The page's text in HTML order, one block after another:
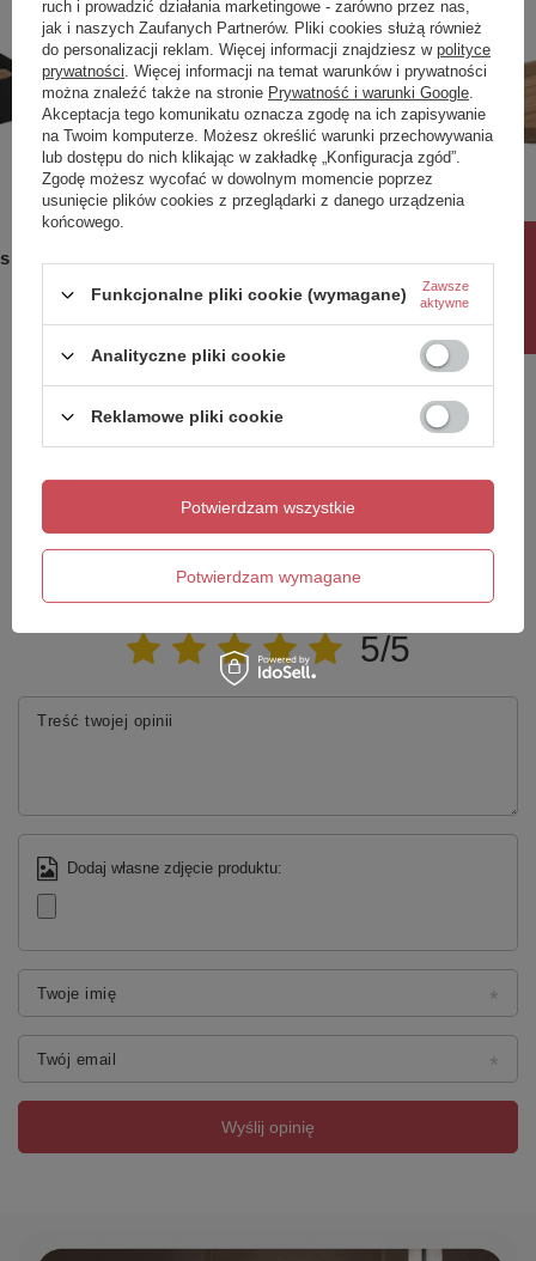
148,80 zł / szt.
162,30
Potrzebujesz pomocy? Masz pytania?
Zadaj pytanie a my odpowiemy niezwłocznie,
Zadaj pytanie
Napisz swoją opinię
5/5
Treść twojej opinii
Dodaj własne zdjęcie produktu:
Twoje imię
Twój email
Wyślij opinię
ruch i prowadzić działania marketingowe - zarówno przez nas,
jak i naszych Zaufanych Partnerów. Pliki cookies służą również
do personalizacji reklam. Więcej informacji znajdziesz w polityce
prywatności . Więcej informacji na temat warunków i prywatności
można znaleźć także na stronie Prywatność i warunki Google
Akceptacja tego komunikatu oznacza zgodę na ich zapisywanie
na Twoim komputerze. Możesz określić warunki przechowywania
lub dostępu do nich klikając w zakładkę „Konfiguracja zgód”.
Zgodę możesz wycofać w dowolnym momencie poprzez
usunięcie plików cookies z przeglądarki z danego urządzenia
końcowego.
Funkcjonalne pliki cookie (wymagane)
Zawsze
aktywne
Analityczne pliki cookie
Reklamowe pliki cookie
Potwierdzam wymagane
Potwierdzam wszystkie